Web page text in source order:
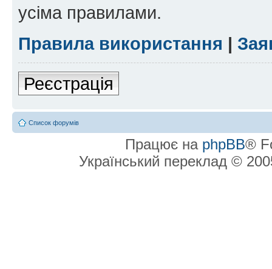
усіма правилами.
Правила використання |
Реєстрація
Список форумів
Працює на phpBB®
Український переклад ©